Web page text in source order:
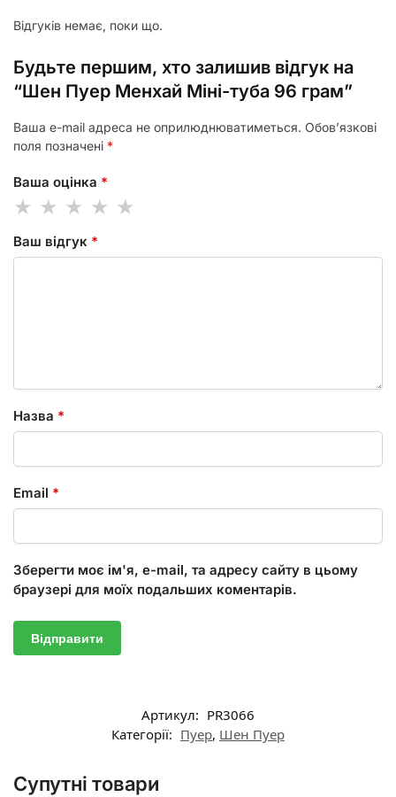
Відгуків немає, поки що.
Будьте першим, хто залишив відгук на
“Шен Пуер Менхай Міні-туба 96 грам”
Ваша e-mail адреса не оприлюднюватиметься. Обов’язкові
поля позначені *
Ваша оцінка *
Ваш відгук *
Назва *
Email *
Зберегти моє ім'я, e-mail, та адресу сайту в цьому
браузері для моїх подальших коментарів.
Артикул: PR3066
Категорії: Пуер, Шен Пуер
Супутні товари